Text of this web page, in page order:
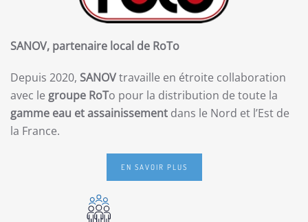
SANOV, partenaire local de RoTo
Depuis 2020, SANOVtravaille en étroite collaboration
avec le groupe RoTo pour la distribution de toute la
gamme eau et assainissement dans le Nord et l’Est de
la France.
EN SAVOIR PLUS